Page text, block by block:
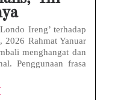
Ireng’ terhadap
Rahmat Yanuar
menghangat dan
Penggunaan frasa